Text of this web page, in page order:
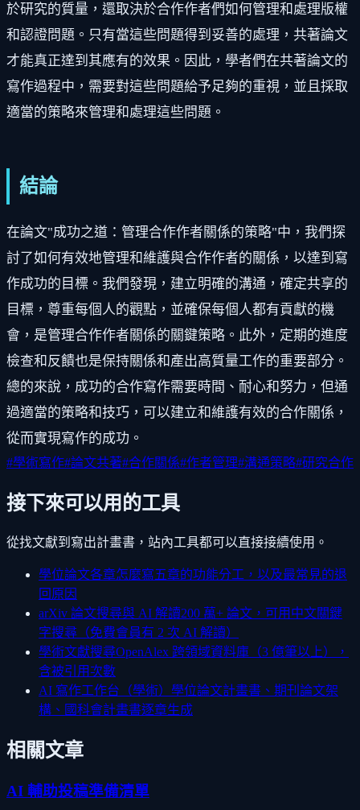
於研究的質量，還取決於合作作者們如何管理和處理版權
和認證問題。只有當這些問題得到妥善的處理，共著論文
才能真正達到其應有的效果。因此，學者們在共著論文的
寫作過程中，需要對這些問題給予足夠的重視，並且採取
適當的策略來管理和處理這些問題。
結論
在論文"成功之道：管理合作作者關係的策略"中，我們探
討了如何有效地管理和維護與合作作者的關係，以達到寫
作成功的目標。我們發現，建立明確的溝通，確定共享的
目標，尊重每個人的觀點，並確保每個人都有貢獻的機
會，是管理合作作者關係的關鍵策略。此外，定期的進度
檢查和反饋也是保持關係和產出高質量工作的重要部分。
總的來說，成功的合作寫作需要時間、耐心和努力，但通
過適當的策略和技巧，可以建立和維護有效的合作關係，
從而實現寫作的成功。
#學術寫作#論文共著#合作關係#作者管理#溝通策略#研究合作
接下來可以用的工具
從找文獻到寫出計畫書，站內工具都可以直接接續使用。
學位論文各章怎麼寫五章的功能分工，以及最常見的退
回原因
arXiv 論文搜尋與 AI 解讀200 萬+ 論文，可用中文關鍵
字搜尋（免費會員有 2 次 AI 解讀）
學術文獻搜尋OpenAlex 跨領域資料庫（3 億筆以上），
含被引用次數
AI 寫作工作台（學術） 學位論文計畫書、期刊論文架
構、國科會計畫書逐章生成
相關文章
AI 輔助投稿準備清單